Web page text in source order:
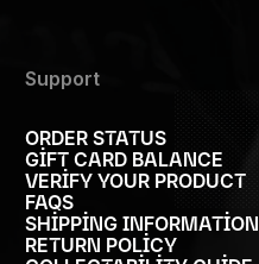
Support
ORDER STATUS
GIFT CARD BALANCE
VERIFY YOUR PRODUCT
FAQS
SHIPPING INFORMATION
RETURN POLICY